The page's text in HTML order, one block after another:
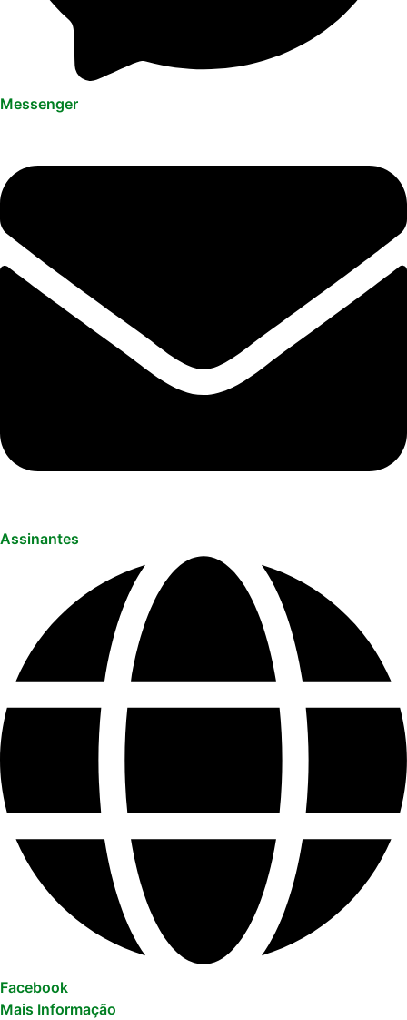
Messenger
Assinantes
Facebook
Mais Informação